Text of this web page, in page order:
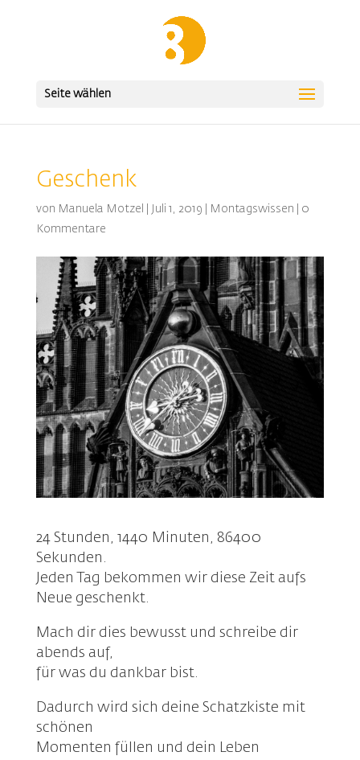
Seite wählen
Geschenk
von Manuela Motzel Juli 1, 2019 Montagswissen
0
Kommentare
24 Stunden, 1440 Minuten, 86400
Sekunden.
Jeden Tag bekommen wir diese Zeit aufs
Neue geschenkt.
Mach dir dies bewusst und schreibe dir
abends auf,
für was du dankbar bist.
Dadurch wird sich deine Schatzkiste mit
schönen
Momenten füllen und dein Leben